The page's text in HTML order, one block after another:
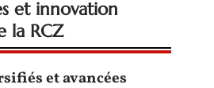
et innovation
la RCZ
et avancées